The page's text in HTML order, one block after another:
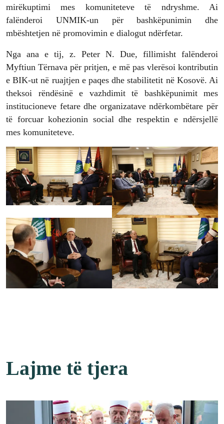
mirëkuptimi mes komuniteteve të ndryshme. Ai
falënderoi UNMIK-un për bashkëpunimin dhe
mbështetjen në promovimin e dialogut ndërfetar.
Nga ana e tij, z. Peter N. Due, fillimisht falënderoi
Myftiun Tërnava për pritjen, e më pas vlerësoi kontributin
e BIK-ut në ruajtjen e paqes dhe stabilitetit në Kosovë. Ai
theksoi rëndësinë e vazhdimit të bashkëpunimit mes
institucioneve fetare dhe organizatave ndërkombëtare për
të forcuar kohezionin social dhe respektin e ndërsjellë
mes komuniteteve.
Lajme të tjera